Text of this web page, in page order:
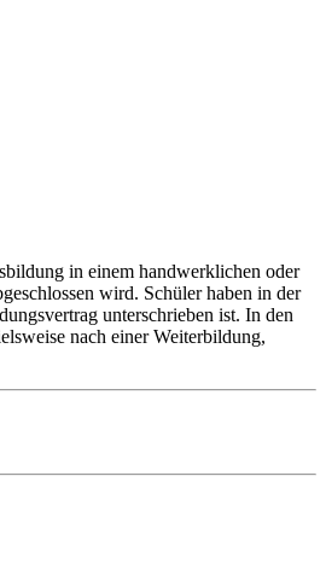
in einem handwerklichen oder
wird. Schüler haben in der
unterschrieben ist. In den
nach einer Weiterbildung,